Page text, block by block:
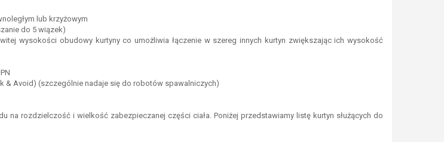
lub krzyżowym
do 5 wiązek)
wysokości obudowy kurtyny co umożliwia łączenie w szereg innych kurtyn zwiększając ich wysokość
& Avoid) (szczególnie nadaje się do robotów spawalniczych)
na rozdzielczość i wielkość zabezpieczanej części ciała. Poniżej przedstawiamy listę kurtyn służących do